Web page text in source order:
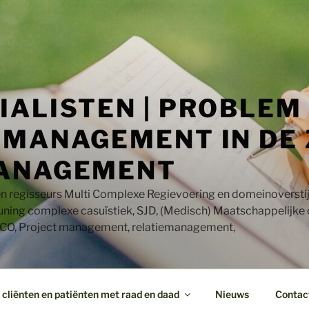
| PROBLEM
IN DE
regisseurs Multi Complexe Regievoering en
complexe casuïstiek, SJD, (Medisch) Maatschappelijke
Project management, relatiemanagement,
en patiënten met raad en daad Nieuws